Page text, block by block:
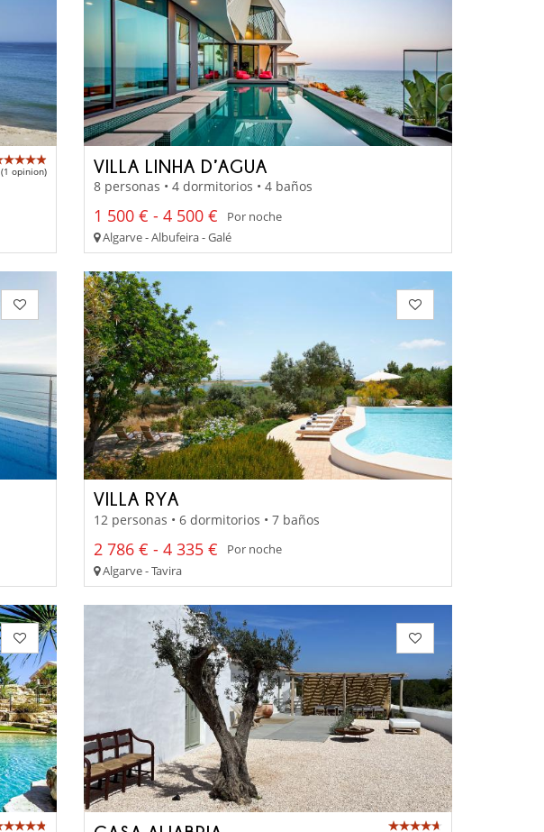
(1 opinion) VILLA LINHA D’AGUA
8 personas • 4 dormitorios • 4 baños
1 500 € - 4 500 €
Por noche
Algarve - Albufeira - Galé
VILLA RYA
12 personas • 6 dormitorios • 7 baños
2 786 € - 4 335 €
Por noche
Algarve - Tavira